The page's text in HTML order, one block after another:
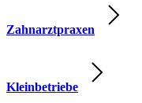
Zahnarztpraxen
Kleinbetriebe